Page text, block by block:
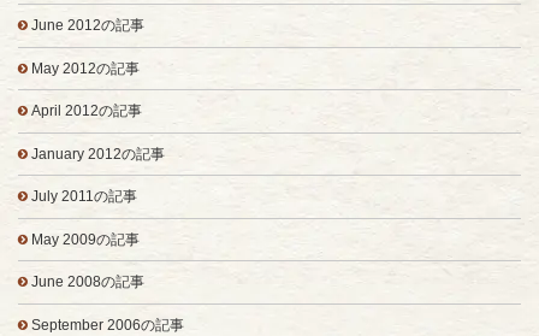
June 2012の記事
May 2012の記事
April 2012の記事
January 2012の記事
July 2011の記事
May 2009の記事
June 2008の記事
September 2006の記事